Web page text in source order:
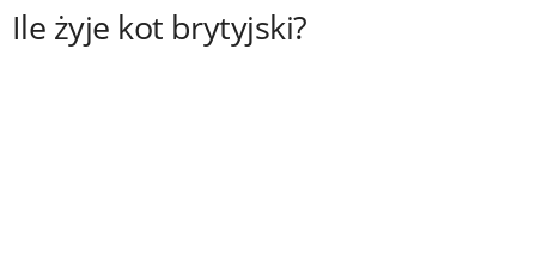
Ile żyje kot brytyjski?